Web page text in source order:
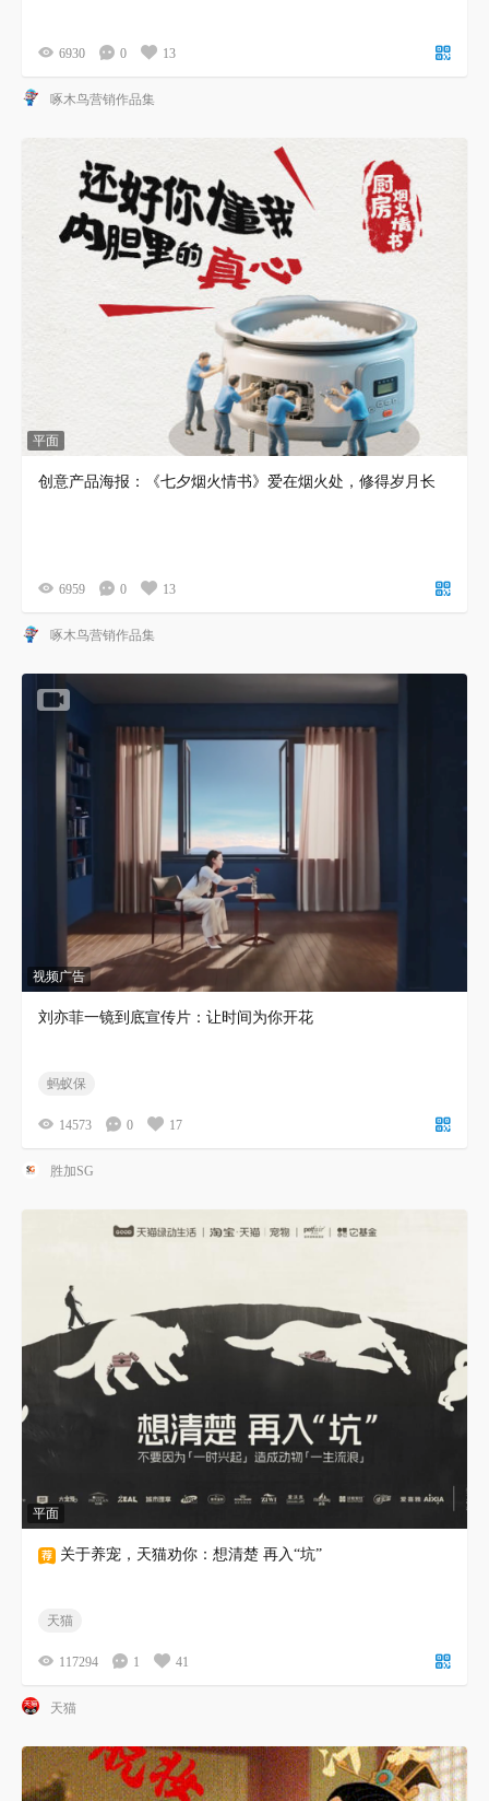
6930 0 13
啄木鸟营销作品集
平面
创意产品海报：《七夕烟火情书》爱在烟火处，修得岁月长
6959 0 13
啄木鸟营销作品集
视频广告
刘亦菲一镜到底宣传片：让时间为你开花
蚂蚁保
14573 0 17
胜加SG
平面
关于养宠，天猫劝你：想清楚 再入“坑”
天猫
117294 1 41
天猫